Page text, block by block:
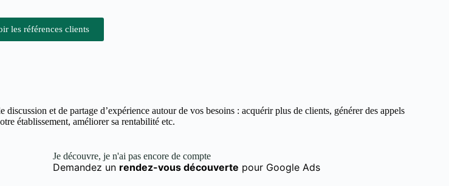
les références clients
et de partage d’expérience autour de vos besoins : acquérir plus de clients, générer des appels
établissement, améliorer sa rentabilité etc.
Je découvre, je n'ai pas encore de compte
Demandez un rendez-vous découverte pour Google Ads